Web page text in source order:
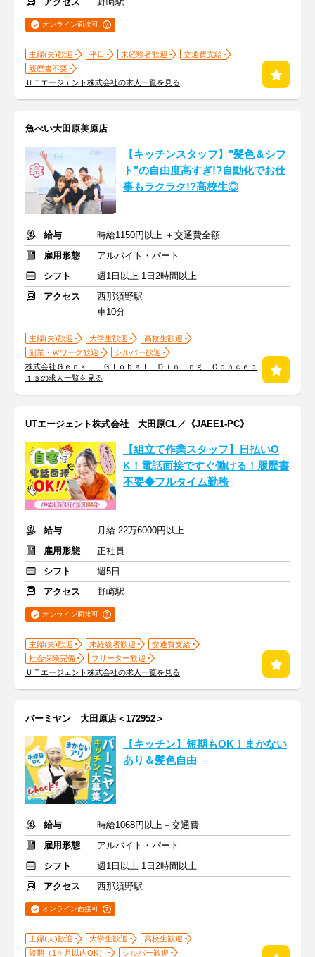
オンライン面接可
主婦(夫)歓迎 平日 未経験者歓迎
交通費支給
履歴書不要
ＵＴエージェント株式会社の求人一覧を見る
魚べい大田原美原店
【キッチンスタッフ】"髪色＆シフ
ト"の自由度高すぎ!?自動化でお仕
事もラクラク!?高校生◎
給与
時給1150円以上 ＋交通費全額
雇用形態
アルバイト・パート
シフト
週1日以上 1日2時間以上
アクセス
西那須野駅
車10分
主婦(夫)歓迎 大学生歓迎
高校生歓迎
副業・Ｗワーク歓迎
シルバー歓迎
株式会社Ｇｅｎｋｉ Ｇｌｏｂａｌ Ｄｉｎｉｎｇ Ｃｏｎｃｅｐ
ｔｓの求人一覧を見る
UTエージェント株式会社 大田原CL／《JAEE1-PC》
【組立て作業スタッフ】日払いO
K！電話面接ですぐ働ける！履歴書
不要◆フルタイム勤務
給与
月給 22万6000円以上
雇用形態
正社員
シフト
週5日
アクセス
野崎駅
オンライン面接可
主婦(夫)歓迎 未経験者歓迎
交通費支給
社会保険完備
フリーター歓迎
ＵＴエージェント株式会社の求人一覧を見る
バーミヤン 大田原店＜172952＞
【キッチン】短期もOK！まかない
あり＆髪色自由
給与
時給1068円以上＋交通費
雇用形態
アルバイト・パート
シフト
週1日以上 1日2時間以上
アクセス
西那須野駅
オンライン面接可
主婦(夫)歓迎 大学生歓迎
高校生歓迎
短期（1ヶ月以内OK）
シルバー歓迎